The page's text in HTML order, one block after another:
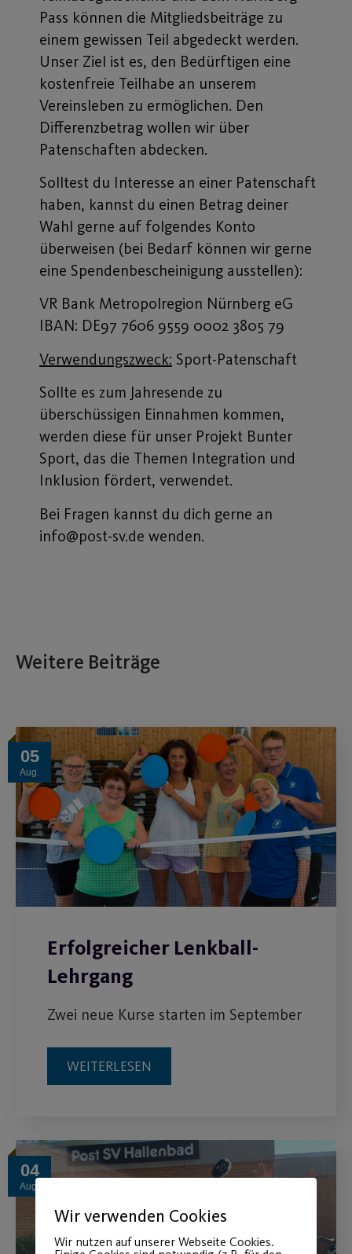
Pass können die Mitgliedsbeiträge zu
einem gewissen Teil abgedeckt werden.
Unser Ziel ist es, den Bedürftigen eine
kostenfreie Teilhabe an unserem
Vereinsleben zu ermöglichen. Den
Differenzbetrag wollen wir über
Patenschaften abdecken.
Solltest du Interesse an einer Patenschaft
haben, kannst du einen Betrag deiner
Wahl gerne auf folgendes Konto
überweisen (bei Bedarf können wir gerne
eine Spendenbescheinigung ausstellen):
VR Bank Metropolregion Nürnberg eG
IBAN: DE97 7606 9559 0002 3805 79
Verwendungszweck: Sport-Patenschaft
Sollte es zum Jahresende zu
überschüssigen Einnahmen kommen,
werden diese für unser Projekt Bunter
Sport, das die Themen Integration und
Inklusion fördert, verwendet.
Bei Fragen kannst du dich gerne an
info@post-sv.de wenden.
Weitere Beiträge
05
Aug.
Erfolgreicher Lenkball-
Lehrgang
Zwei neue Kurse starten im September
WEITERLESEN
04
Aug.
Wir verwenden Cookies
Wir nutzen auf unserer Webseite Cookies.